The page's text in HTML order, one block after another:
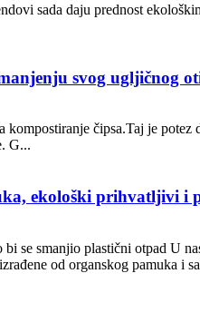
sada daju prednost
svog ugljičnog
čipsa.Taj je
G...
ekološki prihvatljivi i
se smanjio plastični otpad U
od organskog pamuka i